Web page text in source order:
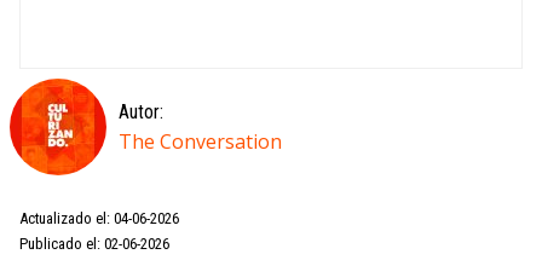
Autor:
The Conversation
Actualizado el: 04-06-2026
Publicado el: 02-06-2026